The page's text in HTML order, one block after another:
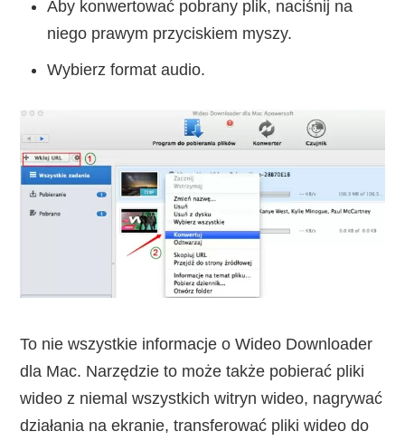
Aby konwertować pobrany plik, naciśnij na
niego prawym przyciskiem myszy.
Wybierz format audio.
To nie wszystkie informacje o Wideo Downloader
dla Mac. Narzędzie to może także pobierać pliki
wideo z niemal wszystkich witryn wideo, nagrywać
działania na ekranie, transferować pliki wideo do